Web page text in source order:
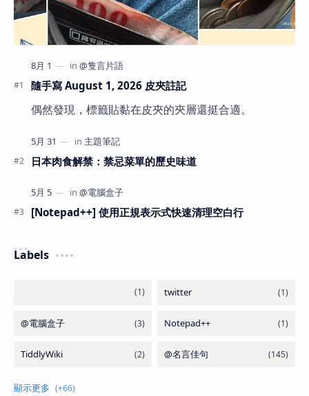
隨手寫 August 1, 2026 皮夾註記
偶然發現，標籤貼黏在皮夾的夾層還挺合適。
日本肉食解禁：禁忌菜單的歷史味道
[Notepad++] 使用正規表示式快速清理空白行
Labels